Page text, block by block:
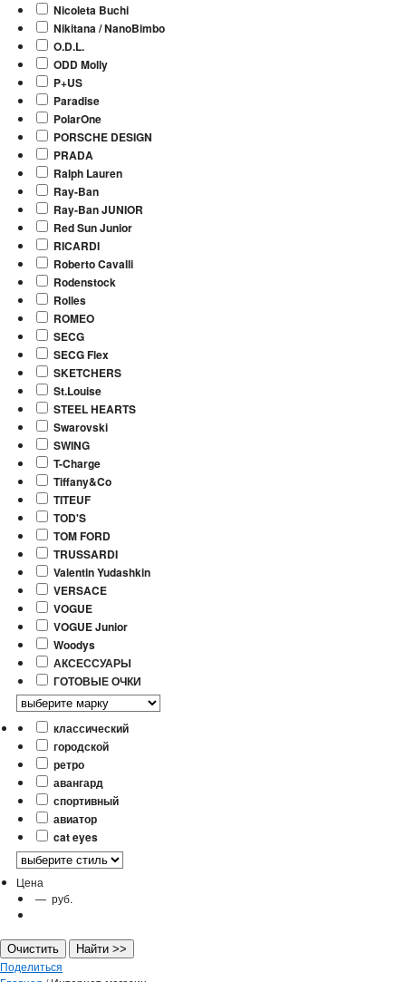
Nicoleta Buchi
Nikitana / NanoBimbo
O.D.L.
ODD Molly
P+US
Paradise
PolarOne
PORSCHE DESIGN
PRADA
Ralph Lauren
Ray-Ban
Ray-Ban JUNIOR
Red Sun Junior
RICARDI
Roberto Cavalli
Rodenstock
Rolles
ROMEO
SECG
SECG Flex
SKETCHERS
St.Louise
STEEL HEARTS
Swarovski
SWING
T-Charge
Tiffany&Co
TITEUF
TOD'S
TOM FORD
TRUSSARDI
Valentin Yudashkin
VERSACE
VOGUE
VOGUE Junior
Woodys
АКСЕССУАРЫ
ГОТОВЫЕ ОЧКИ
классический
городской
ретро
авангард
спортивный
авиатор
cat eyes
Цена
— руб.
Поделиться